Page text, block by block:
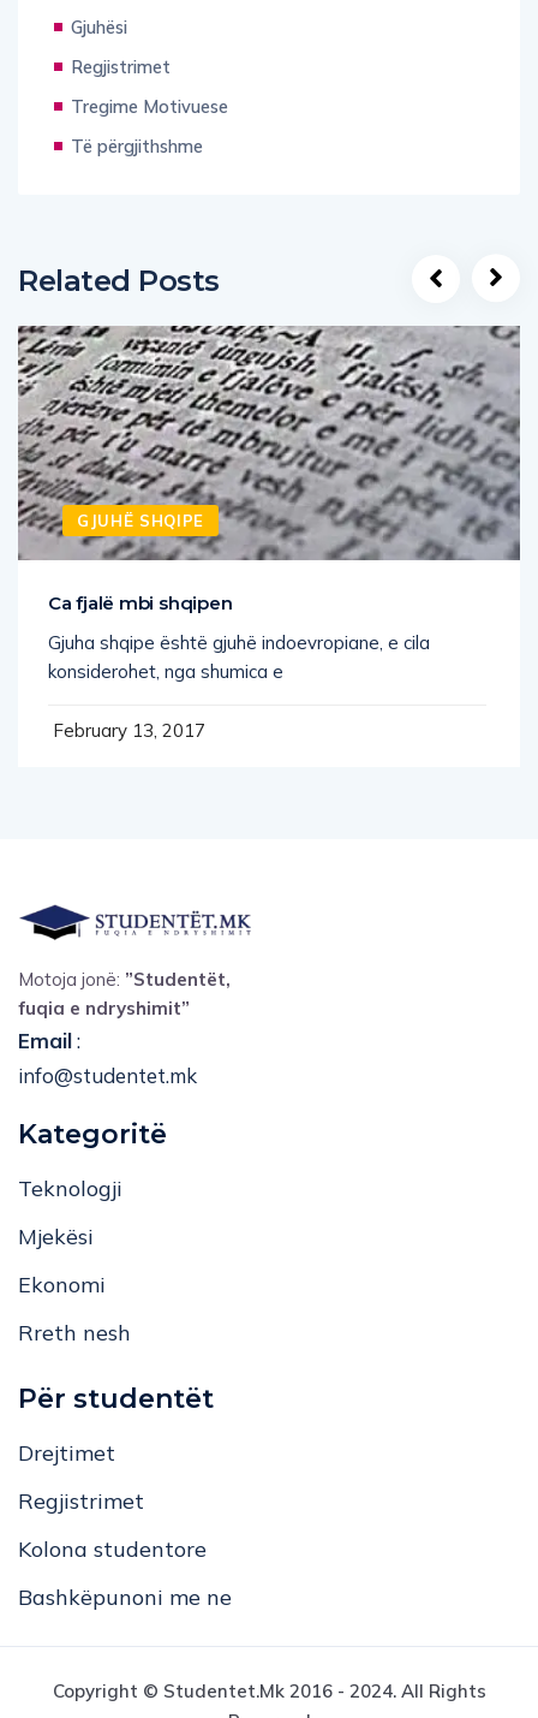
Gjuhësi
Regjistrimet
Tregime Motivuese
Të përgjithshme
Related Posts
GJUHË SHQIPE
Ca fjalë mbi shqipen
Gjuha shqipe është gjuhë indoevropiane, e cila
konsiderohet, nga shumica e
February 13, 2017
Motoja jonë: ”Studentët,
fuqia e ndryshimit”
Email:
info@studentet.mk
Kategoritë
Teknologji
Mjekësi
Ekonomi
Rreth nesh
Për studentët
Drejtimet
Regjistrimet
Kolona studentore
Bashkëpunoni me ne
Copyright © Studentet.mk 2016 - 2024. All Rights